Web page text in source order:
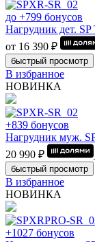
до +799 бонусов
Нагрудник дет.
от 16 390 ₽
быстрый просмотр
В избранное
НОВИНКА
+839 бонусов
Нагрудник муж.
20 990 ₽
быстрый просмотр
В избранное
НОВИНКА
+1027 бонусов